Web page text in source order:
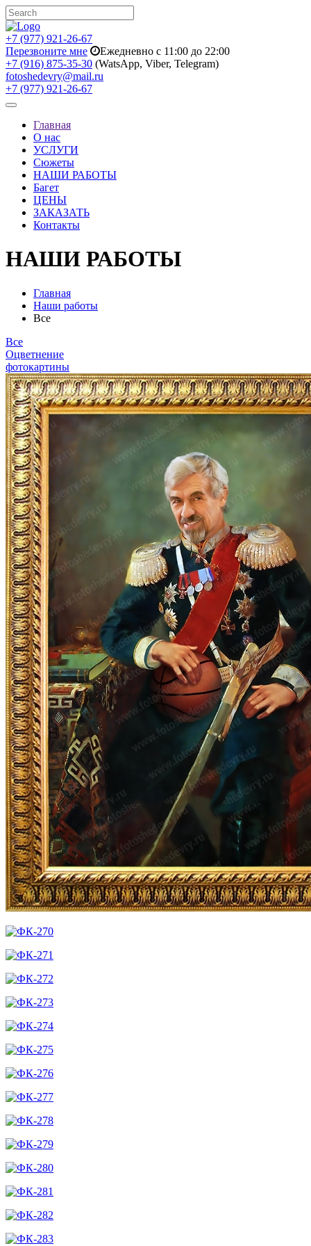
+7 (977) 921-26-67
Перезвоните мне
Ежедневно с 11:00 до 22:00
+7 (916) 875-35-30 (WatsApp, Viber, Telegram)
fotoshedevry@mail.ru
+7 (977) 921-26-67
Toggle
navigationГлавная
О нас
УСЛУГИ
Сюжеты
НАШИ РАБОТЫ
Багет
ЦЕНЫ
ЗАКАЗАТЬ
Контакты
НАШИ РАБОТЫ
Главная
Наши работы
Все
Все
Оцветнение
фотокартины